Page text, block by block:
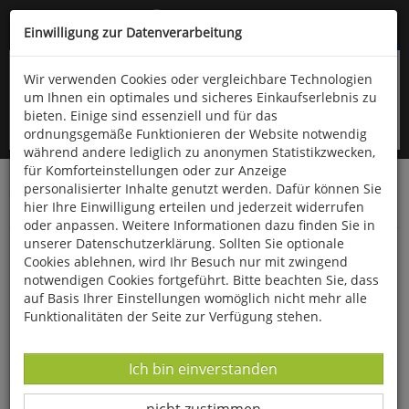
Kompletten Head der Seite überspringen
oder (06766) 9323-960
Startseite Bücher
Quelle & Meyer Verlag
Geowissenschaften
Geologie
Die Mineralien des Harzes
Einwilligung zur Datenverarbeitung
Wir verwenden Cookies oder vergleichbare Technologien
um Ihnen ein optimales und sicheres Einkaufserlebnis zu
bieten. Einige sind essenziell und für das
ordnungsgemäße Funktionieren der Website notwendig
während andere lediglich zu anonymen Statistikzwecken,
für Komforteinstellungen oder zur Anzeige
personalisierter Inhalte genutzt werden. Dafür können Sie
hier Ihre Einwilligung erteilen und jederzeit widerrufen
oder anpassen. Weitere Informationen dazu finden Sie in
unserer Datenschutzerklärung. Sollten Sie optionale
Cookies ablehnen, wird Ihr Besuch nur mit zwingend
notwendigen Cookies fortgeführt. Bitte beachten Sie, dass
auf Basis Ihrer Einstellungen womöglich nicht mehr alle
Funktionalitäten der Seite zur Verfügung stehen.
Datenverarbeitung -
Ich bin einverstanden